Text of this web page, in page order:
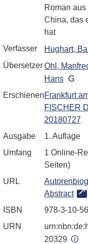
Roman
China, das
hat
Verfasser
Hughart,
ÜbersetzerOhl,
Hans
ErschienenFrankfurt
FISCHER
20180727
Ausgabe
1. Auflage
Umfang
1 Online-
Seiten)
URL
Abstract
ISBN
978-3-10-
URN
20329